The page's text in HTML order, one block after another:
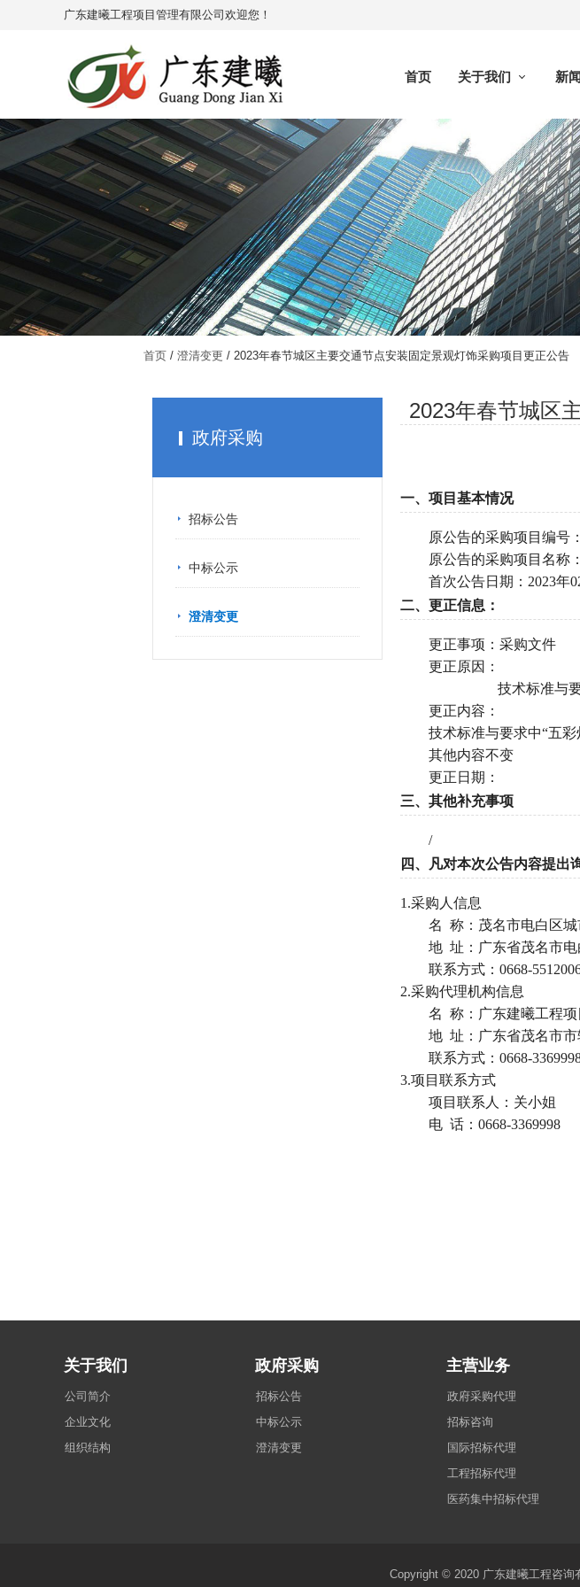
广东建曦工程项目管理有限公司欢迎您！
首页 关于我们 新
首页 / 澄清变更 / 2023年春节城区主要交通节点安装固定景观灯饰采购项目更正公告
2023年春节城区
一、项目基本情况
原公告的采购项目编号：
原公告的采购项目名称：
首次公告日期： 2023年
二、更正信息：
更正事项：采购文件
更正原因：
技术标准与
更正内容：
技术标准与要求中“五彩
其他内容不变
更正日期：
三、其他补充事项
/
四、凡对本次公告内容提出
1.采购人信息
名 称：茂名市电白区
地 址：广东省茂名市
联系方式： 0668-
2.采购代理机构信息
名 称：广东建曦工程项
地 址：广东省茂名市
联系方式： 0668-
3.项目联系方式
项目联系人：关小姐
电 话：0668-3369998
政府采购
招标公告
中标公示
澄清变更
关于我们
公司简介
企业文化
组织结构
政府采购
招标公告
中标公示
澄清变更
主营业务
政府采购代理
招标咨询
国际招标代理
工程招标代理
医药集中招标代理
Copyright © 2020 广东建曦工程咨